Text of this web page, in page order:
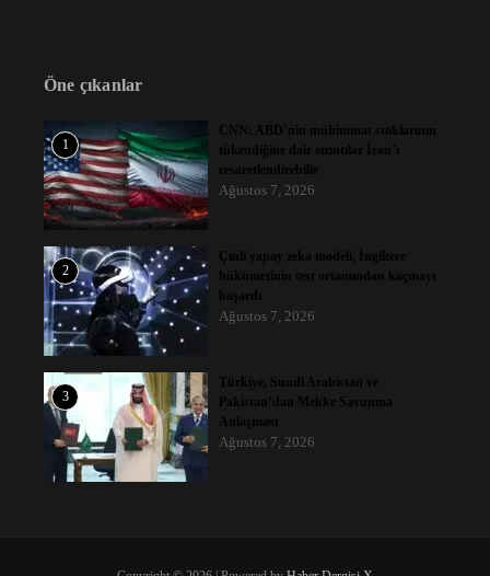
Öne çıkanlar
1
CNN: ABD’nin mühimmat stoklarının
tükendiğine dair sızıntılar İran’ı
cesaretlendirebilir
Ağustos 7, 2026
2
Çinli yapay zeka modeli, İngiltere
hükümetinin test ortamından kaçmayı
başardı
Ağustos 7, 2026
3
Türkiye, Suudi Arabistan ve
Pakistan’dan Mekke Savunma
Anlaşması
Ağustos 7, 2026